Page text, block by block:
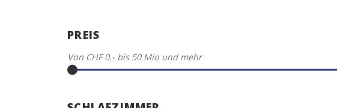
PREIS
Von CHF 0.- bis 50 Mio und mehr